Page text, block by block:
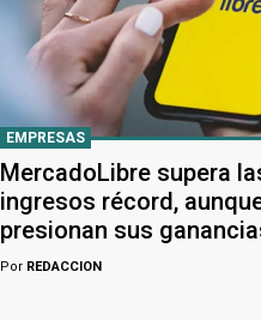
EMPRESAS
MercadoLibre supera
ingresos récord,
presionan sus
Por REDACCION